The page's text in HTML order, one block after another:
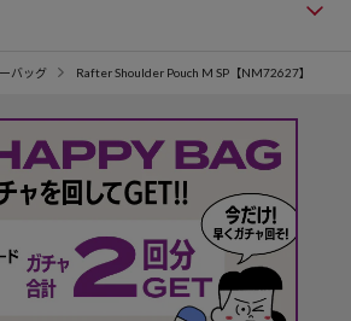
バッグ Rafter Shoulder Pouch M SP【NM72627】